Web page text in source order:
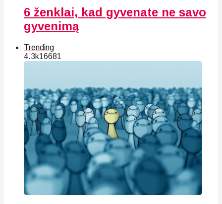
6 ženklai, kad gyvenate ne savo
gyvenimą
Trending
4.3k16681